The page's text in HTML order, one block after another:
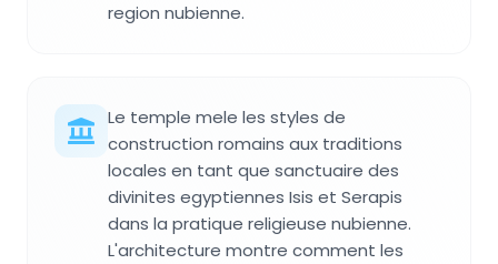
region nubienne.
Le temple mele les styles de
construction romains aux traditions
locales en tant que sanctuaire des
divinites egyptiennes Isis et Serapis
dans la pratique religieuse nubienne.
L'architecture montre comment les